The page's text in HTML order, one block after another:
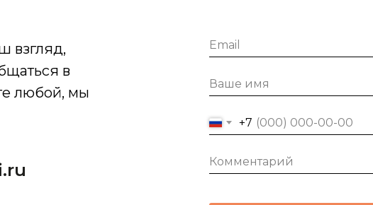
взгляд,
в
любой, мы
+7